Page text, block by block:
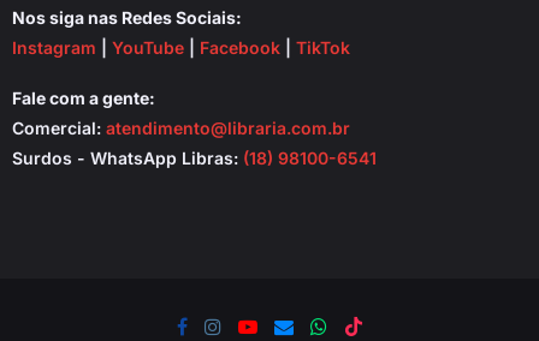
Nos siga nas Redes Sociais:
Instagram
YouTube Facebook TikTok
Fale com a gente:
Comercial: atendimento@libraria.com.br
Surdos - WhatsApp Libras: (18) 98100-6541